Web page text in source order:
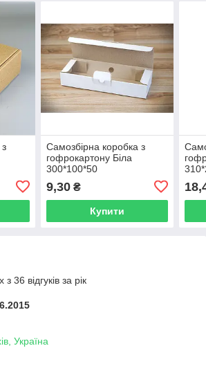
Самозбірна коробка з
гофрокартону Біла
300*100*50
9,30₴
Купити
36 відгуків за рік
Україна